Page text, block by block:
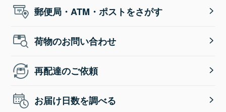
郵便局・ATM・ポストをさがす
荷物のお問い合わせ
再配達のご依頼
お届け日数を調べる